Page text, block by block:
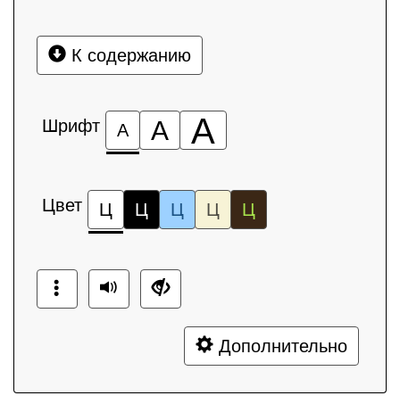
К содержанию
Шрифт А А А
Цвет Ц Ц Ц Ц Ц
Дополнительно